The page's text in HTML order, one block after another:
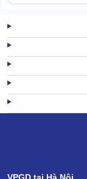
2.3. Trạm sạch
Là robot chà sàn
tâm hậu cần - trạm
Sạc tiêu
Sạc nhanh:
2.4. Kết cấu tối